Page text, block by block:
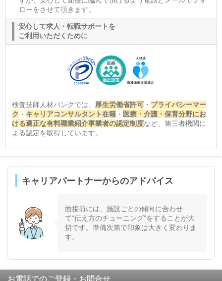
ローをさせて頂きます。
安心して求人・転職サポートを
ご利用いただくために
検査技師人材バンクでは、 厚生労働省許可・ プライバシーマー
ク ・ キャリアコンサルタント在籍・ 医療・介護・保育分野にお
ける適正な有料職業紹介事業者の認定制度など、第三者機関に
よる認定を取得しています。
キャリアパートナーからのアドバイス
面接前には、施設ごとの傾向に合わせ
て“伝え方のチューニング”をすることが大
切です。準備次第で印象は大きく変わりま
す。
お電話でのご登録・お問合せ